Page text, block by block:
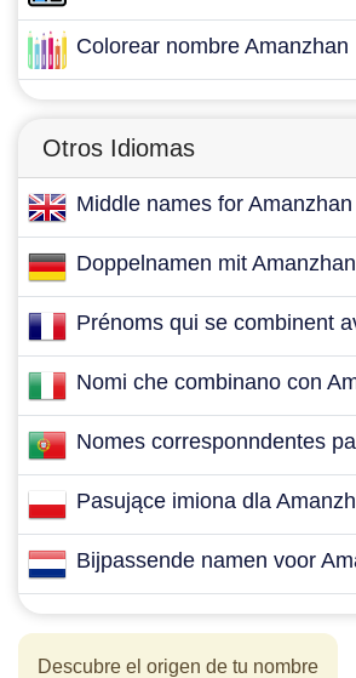
Colorear nombre Amanzhan
Otros Idiomas
Middle names for Amanzhan
Doppelnamen mit Amanzhan
Prénoms qui se combinent
Nomi che combinano con
Nomes corresponndentes
Pasujące imiona dla
Bijpassende namen voor
Descubre el origen de tu nombre